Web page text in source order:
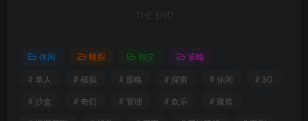
THE END
休闲 模拟 独立
策略
# 单人
# 模拟 # 策略 # 探索 # 休闲
# 3D
# 沙盒
# 奇幻 # 管理 # 欢乐
# 建造